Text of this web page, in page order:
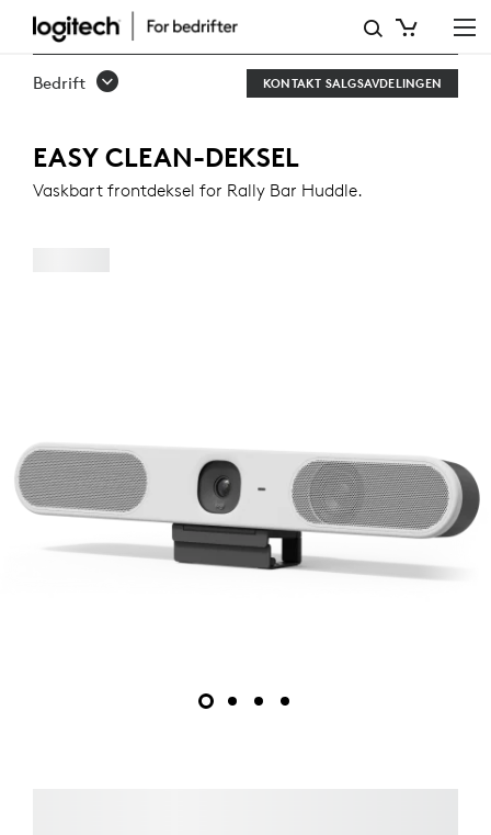
EASY
CLEAN-
FOR
RALLY
HUDDLE
Bedrift KONTAKT SALGSAVDELINGEN
EASY CLEAN-DEKSEL
Vaskbart frontdeksel for Rally Bar Huddle.